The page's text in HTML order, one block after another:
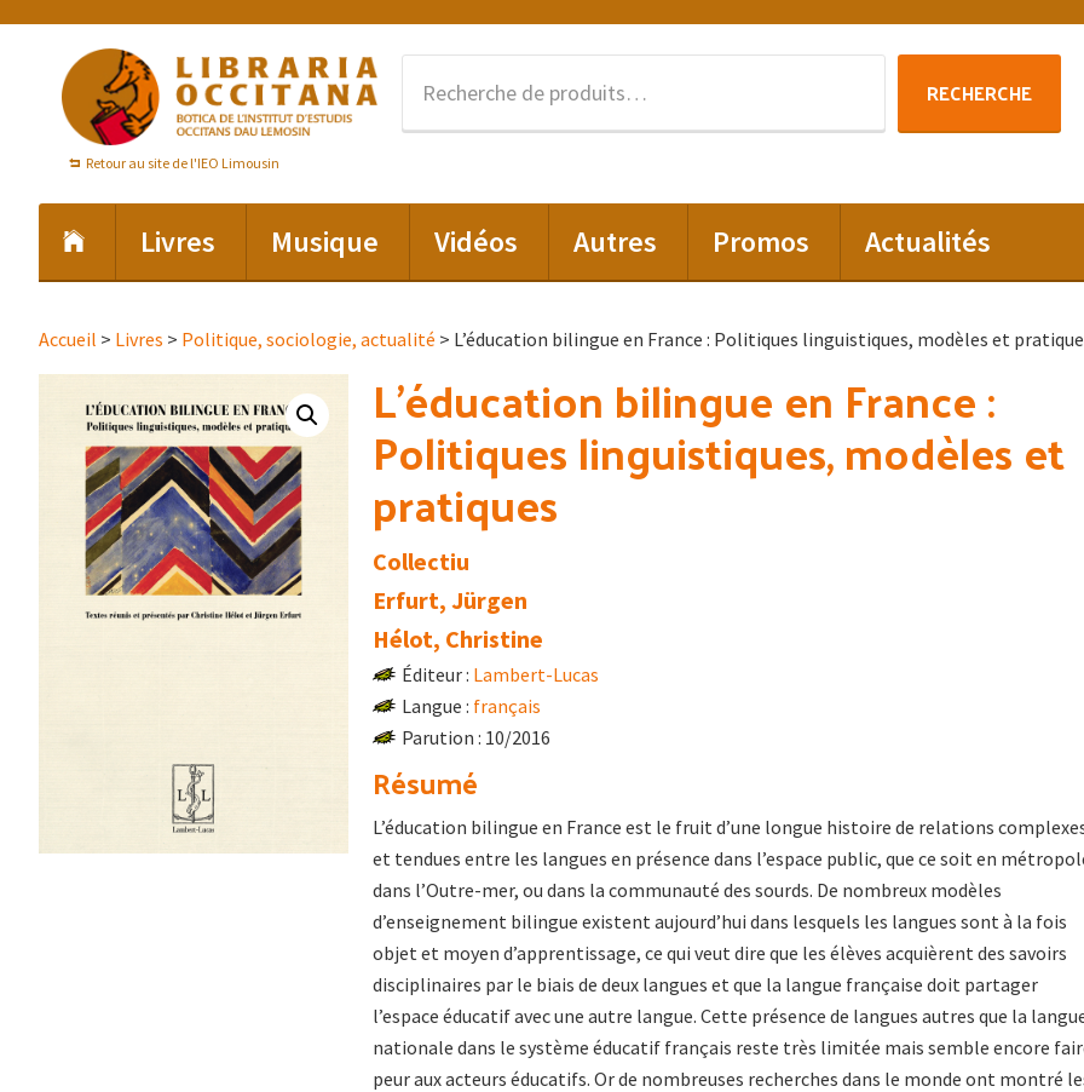
navigation
principale
contenu
principal
Retour au site de l'IEO Limousin
RECHERCHE
Livres Musique Vidéos Autres Promos Actualités
Accueil > Livres > Politique, sociologie, actualité > L’éducation bilingue en France : Politiques linguistiques, modèles et
L’éducation bilingue en France :
Politiques linguistiques, modèles et
pratiques
Collectiu
Erfurt, Jürgen
Hélot, Christine
Éditeur : Lambert-Lucas
Langue : français
Parution : 10/2016
Résumé
L’éducation bilingue en France est le fruit d’une longue histoire de relations
et tendues entre les langues en présence dans l’espace public, que ce soit en
dans l’Outre-mer, ou dans la communauté des sourds. De nombreux modèles
d’enseignement bilingue existent aujourd’hui dans lesquels les langues sont à la fois
objet et moyen d’apprentissage, ce qui veut dire que les élèves acquièrent des savoirs
disciplinaires par le biais de deux langues et que la langue française doit partager
l’espace éducatif avec une autre langue. Cette présence de langues autres que la
nationale dans le système éducatif français reste très limitée mais semble encore
peur aux acteurs éducatifs. Or de nombreuses recherches dans le monde ont montré